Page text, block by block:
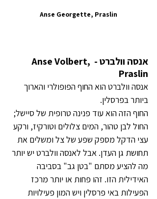
Anse Georgette, Praslin
אנסה וולברט - Anse Volbert,
Praslin
אנסה וולברט הוא החוף הפופולרי והארוך
ביותר בפרסלין.
החוף הזה הוא עוד פנינה טרופית של סיישל;
החול לבן טהור, המים צלולים וטורקיז, ורקע
עצי הדקל מספק שפע של צל ומשלים את
תחושת גן העדן. אבל לאנסה וולברט יש יותר
מה להציע מסתם "בטן גב" בסביבה
האידילית הזו. זהו פחות או יותר מרכז
הפעילות באי פרסלין ויש המון פעילויות